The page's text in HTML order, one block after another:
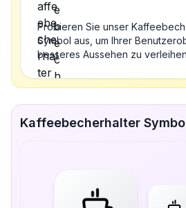
Probieren Sie unser
Symbol aus, um Ihrer
besseres Aussehen zu verleihen
Kaffeebecherhalter